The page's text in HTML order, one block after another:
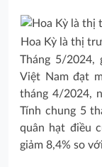
Hoa Kỳ là thị
Tháng 5/2024,
Việt Nam đạt
tháng 4/2024,
Tính chung 5
quân hạt điều
giảm 8,4% so